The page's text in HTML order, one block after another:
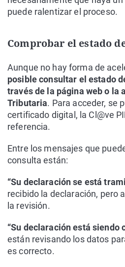
puede ralentizar el proceso.
Comprobar el estado
Aunque no hay forma de
posible consultar el estado
través de la página web o la
Tributaria. Para acceder, se
certificado digital, la Cl@ve
referencia.
Entre los mensajes que
consulta están:
“Su declaración se está
recibido la declaración, pero
la revisión.
“Su declaración está siendo
están revisando los datos
es correcto.